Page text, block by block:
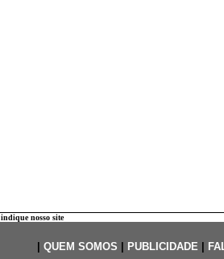
indique nosso site
QUEM SOMOS PUBLICIDADE|